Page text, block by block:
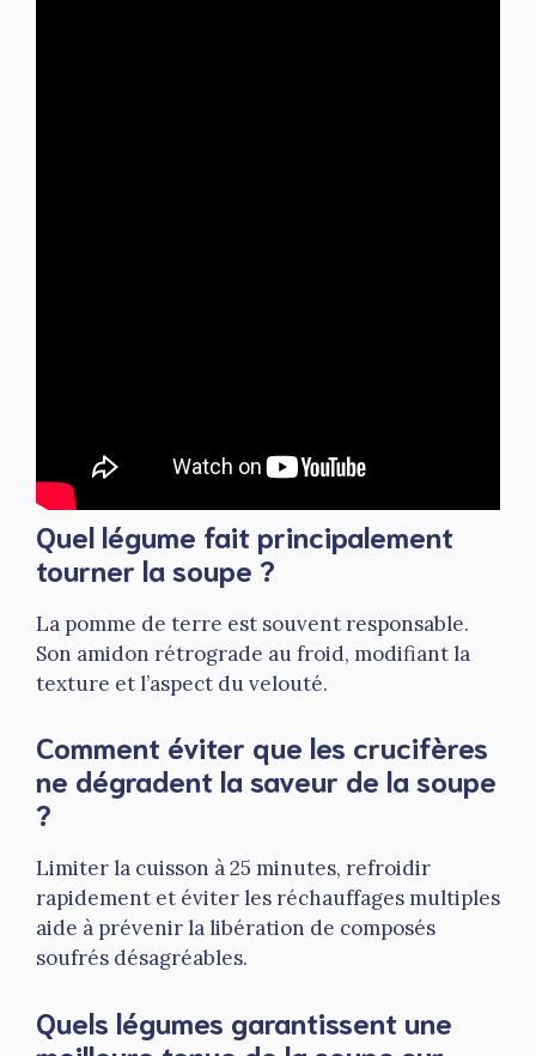
Quel légume fait principalement
tourner la soupe ?
La pomme de terre est souvent responsable.
Son amidon rétrograde au froid, modifiant la
texture et l’aspect du velouté.
Comment éviter que les crucifères
ne dégradent la saveur de la soupe
?
Limiter la cuisson à 25 minutes, refroidir
rapidement et éviter les réchauffages multiples
aide à prévenir la libération de composés
soufrés désagréables.
Quels légumes garantissent une